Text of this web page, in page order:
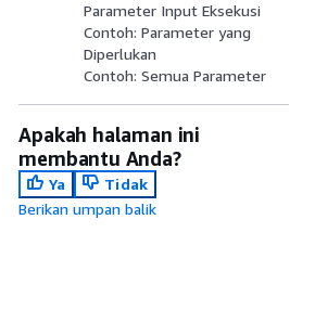
Parameter Input Eksekusi
Contoh: Parameter yang
Diperlukan
Contoh: Semua Parameter
Apakah halaman ini
membantu Anda?
Ya
Tidak
Berikan umpan balik